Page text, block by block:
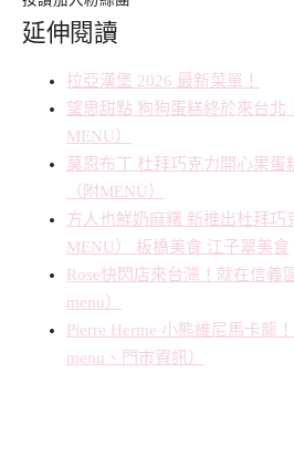
延伸閱讀
拉亞漢堡 2026 最新菜單！
望思甜點 狗狗蛋糕終於來台北
MENU）
莫恩布丁 杜拜巧克力開心果蛋
（附MENU）
方人也鮮奶麻糬 新推出杜拜巧
MENU） 板橋美食 江子翠美食
Rose快閃店來台灣！就在信義
menu）
Pierre Herme 小熊維尼馬卡龍
menu、門市資訊）